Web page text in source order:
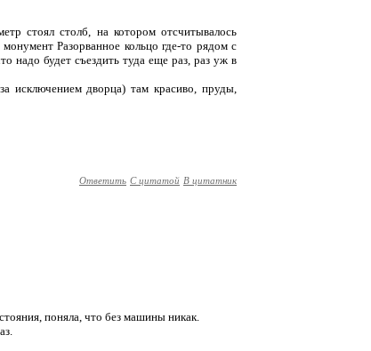
стоял столб, на котором отсчитывалось
Разорванное кольцо где-то рядом с
надо будет съездить туда еще раз, раз уж в
исключением дворца) там красиво, пруды,
Ответить С цитатой В цитатник
поняла, что без машины никак.